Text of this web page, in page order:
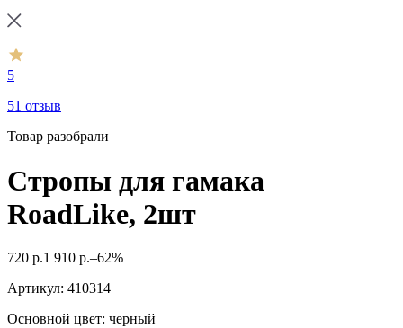
5
51 отзыв
Товар разобрали
Стропы для гамака
RoadLike, 2шт
720 р.1 910 р.–62%
Артикул: 410314
Основной цвет: черный